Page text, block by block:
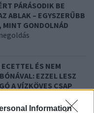
Information
PÁRÁSODIK BE
ABLAK – EGYSZERŰBB
MINT GONDOLNÁD
ÉS NEM
EZZEL LESZ
A VÍZKÖVES CSAP